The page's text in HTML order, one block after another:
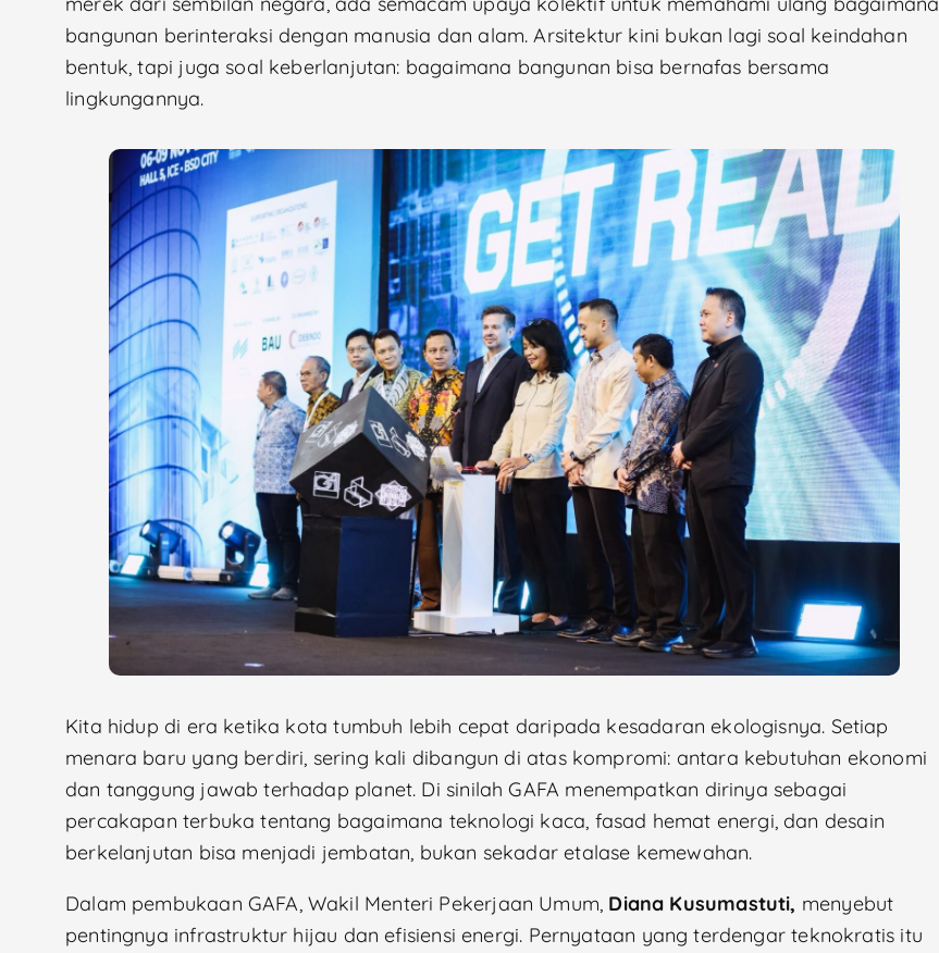
bangunan berinteraksi dengan manusia dan alam. Arsitektur kini bukan lagi soal keindahan
bentuk, tapi juga soal keberlanjutan: bagaimana bangunan bisa bernafas bersama
lingkungannya.
Kita hidup di era ketika kota tumbuh lebih cepat daripada kesadaran ekologisnya. Setiap
menara baru yang berdiri, sering kali dibangun di atas kompromi: antara kebutuhan ekonomi
dan tanggung jawab terhadap planet. Di sinilah GAFA menempatkan dirinya sebagai
percakapan terbuka tentang bagaimana teknologi kaca, fasad hemat energi, dan desain
berkelanjutan bisa menjadi jembatan, bukan sekadar etalase kemewahan.
Dalam pembukaan GAFA, Wakil Menteri Pekerjaan Umum, Diana Kusumastuti, menyebut
pentingnya infrastruktur hijau dan efisiensi energi. Pernyataan yang terdengar teknokratis itu